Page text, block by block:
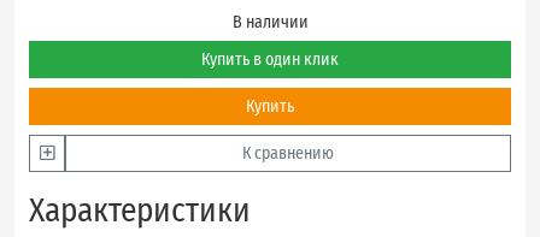
В наличии
Купить в один клик
Купить
К сравнению
Характеристики